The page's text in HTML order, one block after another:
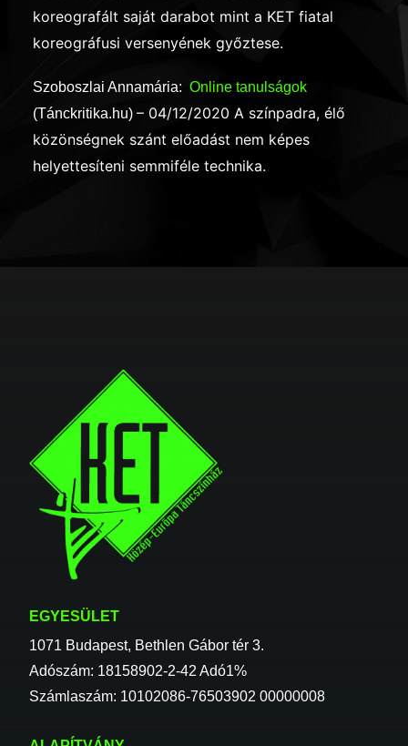
koreografált saját darabot mint a KET fiatal
koreográfusi versenyének győztese.
Szoboszlai Annamária: Online tanulságok
(Tánckritika.hu) – 04/12/2020 A színpadra, élő
közönségnek szánt előadást nem képes
helyettesíteni semmiféle technika.
EGYESÜLET
1071 Budapest, Bethlen Gábor tér 3.
Adószám: 18158902-2-42 Adó1%
Számlaszám: 10102086-76503902 00000008